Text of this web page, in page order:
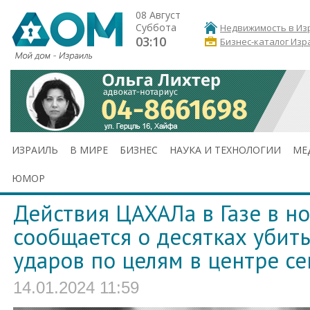
08 Август
Суббота
03:10
Недвижимость в
Бизнес-каталог
ИЗРАИЛЬ В МИРЕ БИЗНЕС НАУКА И ТЕХНОЛОГИИ
ЮМОР
Действия ЦАХАЛа в Газе в
сообщается о десятках
ударов по целям в центре
14.01.2024 11:59